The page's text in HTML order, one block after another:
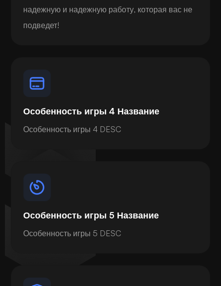
надежную и надежную работу, которая вас не
подведет!
Особенность игры 4 Название
Особенность игры 4 DESC
Особенность игры 5 Название
Особенность игры 5 DESC